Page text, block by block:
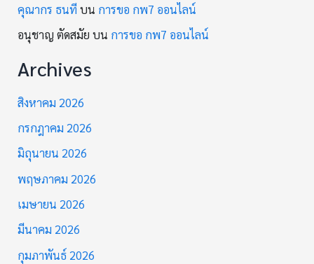
คุณากร ธนทีบน การขอ กพ7 ออนไลน์
อนุชาญ ตัดสมัย บน การขอ กพ7 ออนไลน์
Archives
สิงหาคม 2026
กรกฎาคม 2026
มิถุนายน 2026
พฤษภาคม 2026
เมษายน 2026
มีนาคม 2026
กุมภาพันธ์ 2026